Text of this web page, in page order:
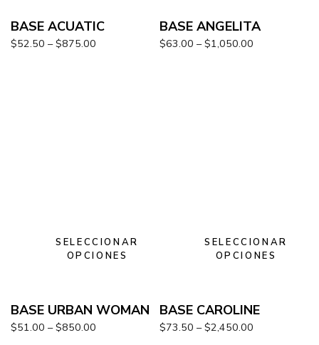
BASE ACUATIC
$52.50 – $875.00
BASE ANGELITA
$63.00 – $1,050.00
SELECCIONAR
OPCIONES
BASE URBAN WOMAN
$51.00 – $850.00
SELECCIONAR
OPCIONES
BASE CAROLINE
$73.50 – $2,450.00